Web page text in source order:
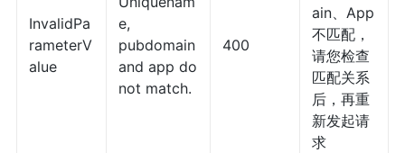
InvalidPa
rameterV
alue
e,
pubdomain
and app do
not match.
400
ain、App
不匹配，
请您检查
匹配关系
后，再重
新发起请
求